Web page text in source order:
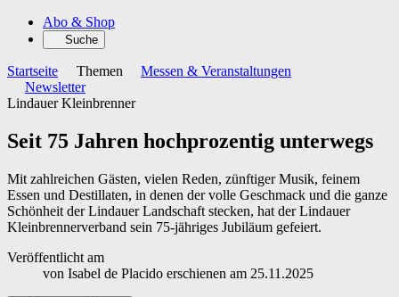
Abo & Shop
Suche
Startseite Themen
Messen & Veranstaltungen
Newsletter
Lindauer Kleinbrenner
Seit 75 Jahren hochprozentig unterwegs
Mit zahlreichen Gästen, vielen Reden, zünftiger Musik, feinem
Essen und Destillaten, in denen der volle Geschmack und die ganze
Schönheit der Lindauer Landschaft stecken, hat der Lindauer
Kleinbrennerverband sein 75-jähriges Jubiläum gefeiert.
Veröffentlicht am
von Isabel de Placido erschienen am 25.11.2025